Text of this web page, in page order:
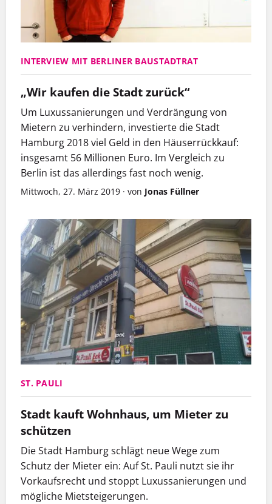
INTERVIEW MIT BERLINER BAUSTADTRAT
„Wir kaufen die Stadt zurück“
Um Luxussanierungen und Verdrängung von
Mietern zu verhindern, investierte die Stadt
Hamburg 2018 viel Geld in den Häuserrückkauf:
insgesamt 56 Millionen Euro. Im Vergleich zu
Berlin ist das allerdings fast noch wenig.
Mittwoch, 27. März 2019 · von Jonas Füllner
ST. PAULI
Stadt kauft Wohnhaus, um Mieter zu
schützen
Die Stadt Hamburg schlägt neue Wege zum
Schutz der Mieter ein: Auf St. Pauli nutzt sie ihr
Vorkaufsrecht und stoppt Luxussanierungen und
mögliche Mietsteigerungen.